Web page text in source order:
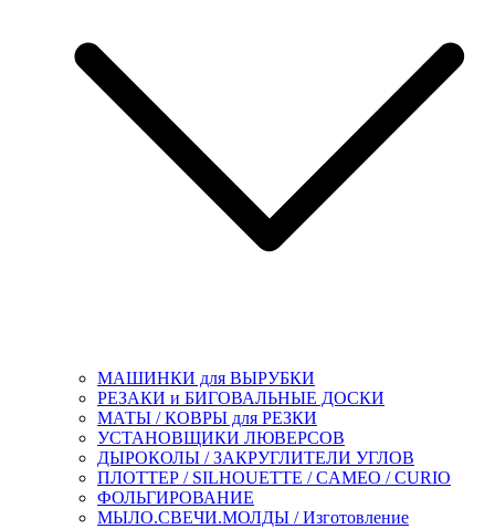
МАШИНКИ для ВЫРУБКИ
РЕЗАКИ и БИГОВАЛЬНЫЕ ДОСКИ
МАТЫ / КОВРЫ для РЕЗКИ
УСТАНОВЩИКИ ЛЮВЕРСОВ
ДЫРОКОЛЫ / ЗАКРУГЛИТЕЛИ УГЛОВ
ПЛОТТЕР / SILHOUETTE / CAMEO / CURIO
ФОЛЬГИРОВАНИЕ
МЫЛО.СВЕЧИ.МОЛДЫ / Изготовление